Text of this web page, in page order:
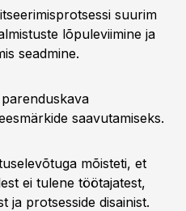
suurim
lõpuleviimine ja
seadmine.
saavutamiseks.
mõisteti, et
ei tulene töötajatest,
ja protsesside disainist.